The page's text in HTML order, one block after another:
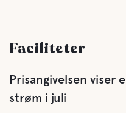
Faciliteter
Prisangivelsen viser
strøm i juli